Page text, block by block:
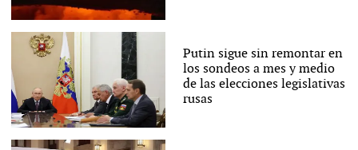
Putin sigue sin remontar en
los sondeos a mes y medio
de las elecciones legislativas
rusas